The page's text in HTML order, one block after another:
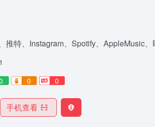
推特、Instagram、Spotify、AppleMusic
0 0
手机查看